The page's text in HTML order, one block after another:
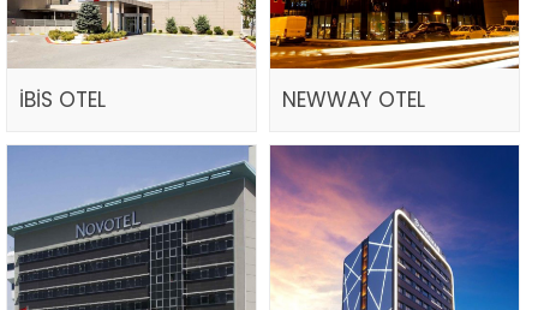
İBİS OTEL NEWWAY OTEL